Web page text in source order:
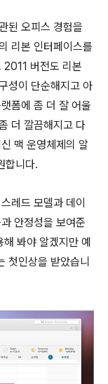
된 오피스 경험을
리본 인터페이스를
2011 버전도 리본
성이 단순해지고 아
폼에 좀 더 잘 어울
더 깔끔해지고 다
맥 운영체제의 알
합니다.
레드 모델과 데이
안정성을 보여준
봐야 알겠지만 예
첫인상을 받았습니